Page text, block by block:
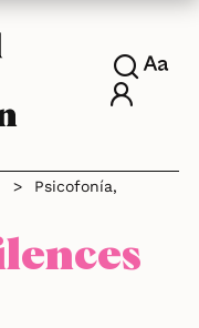
>
Psicofonía,